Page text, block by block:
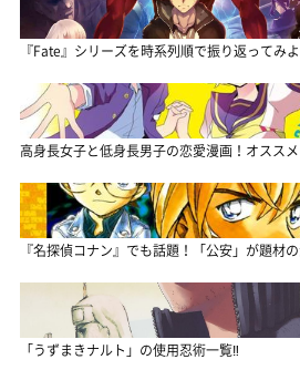
『Fate』シリーズを時系列順で振り返ってみ
高身長女子と低身長男子の恋愛漫画！オスス
『名探偵コナン』でも話題！「公安」が題材
「うずまきナルト」の使用忍術一覧‼